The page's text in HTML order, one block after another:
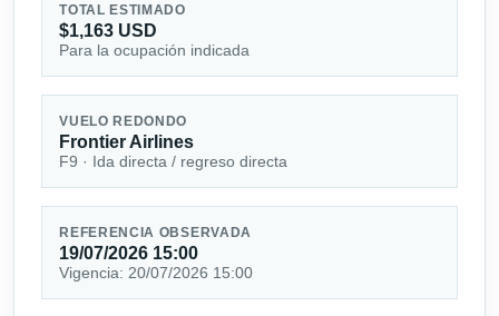
TOTAL ESTIMADO
$1,163 USD
Para la ocupación indicada
VUELO REDONDO
Frontier Airlines
F9 · Ida directa / regreso directa
REFERENCIA OBSERVADA
19/07/2026 15:00
Vigencia: 20/07/2026 15:00